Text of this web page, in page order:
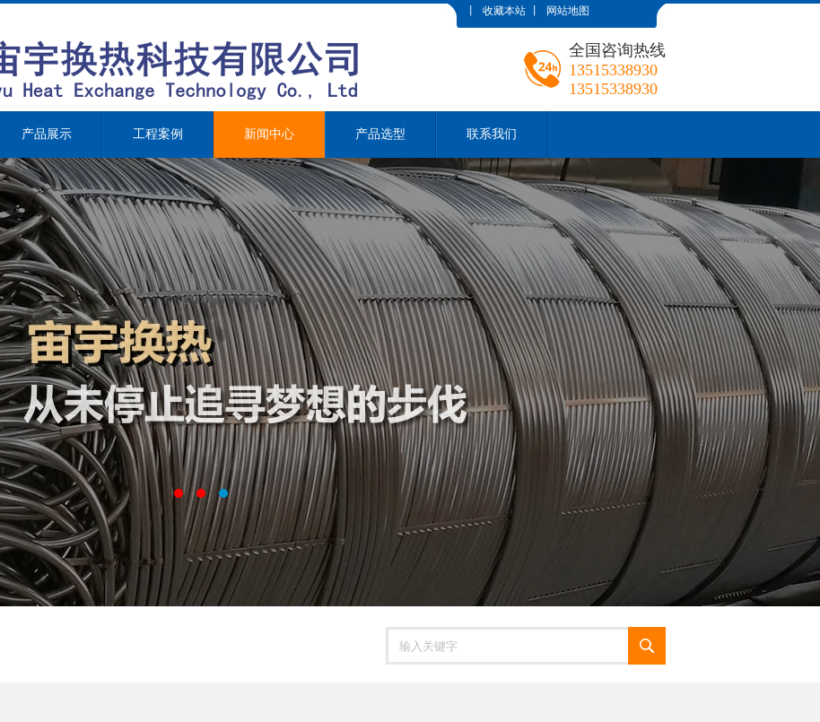
收藏本站 网站地图
全国咨询热线
13515338930
13515338930
产品展示 工程案例 新闻中心 产品选型 联系我们